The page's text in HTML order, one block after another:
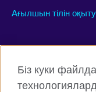
Ағылшын тілін оқыту
Connect with us
Facebook
Біз куки